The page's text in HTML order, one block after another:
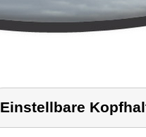
Einstellbare